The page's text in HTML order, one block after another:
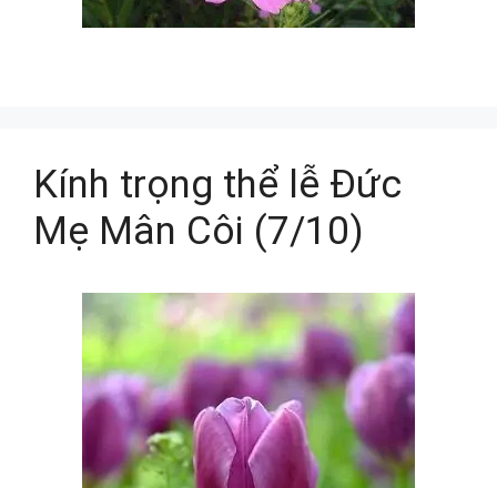
Kính trọng thể lễ Đức
Mẹ Mân Côi (7/10)